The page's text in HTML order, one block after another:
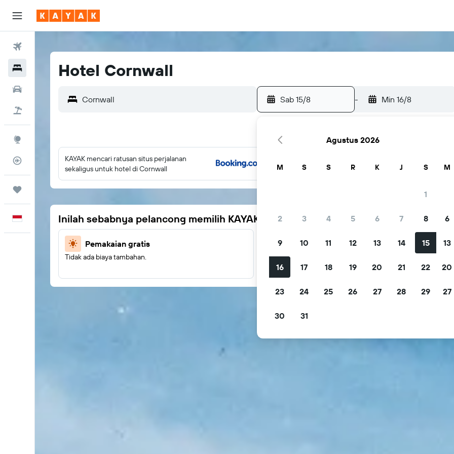
Pantau Pesawat
Bahasa Indonesia
Hotel Cornwall
Sab 15/8 - Min 16/8
KAYAK mencari ratusan situs perjalanan
sekaligus untuk hotel di Cornwall
Inilah sebabnya pelancong memilih KAYAK
Pemakaian gratis
Tidak ada biaya tambahan.
Filter promo Anda
Filter berdasarkan pembatalan gratis, sarapan gratis, dan
lainnya.
Agustus 2026
M S S R K J S
1
2 3 4 5 6 7 8
9 10 11 12 13 14 15
16 17 18 19 20 21 22
23 24 25 26 27 28 29
30 31
M
6
13
20
27